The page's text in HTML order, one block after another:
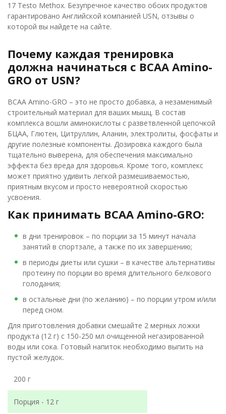
17 Testo Methox. Безупречное качество обоих продуктов
гарантировано Английской компанией USN, отзывы о
которой вы найдете на сайте.
Почему каждая тренировка
должна начинаться с BCAA Amino-
GRO от USN?
BCAA Amino-GRO – это не просто добавка, а незаменимый
строительный материал для ваших мышц. В состав
комплекса вошли аминокислоты с разветвленной цепочкой
БЦАА, Глютен, Цитруллин, Аланин, электролиты, фосфаты и
другие полезные компоненты. Дозировка каждого была
тщательно выверена, для обеспечения максимально
эффекта без вреда для здоровья. Кроме того, комплекс
может приятно удивить легкой размешиваемостью,
приятным вкусом и просто невероятной скоростью
усвоения.
Как принимать BCAA Amino-GRO:
в дни тренировок – по порции за 15 минут начала
занятий в спортзале, а также по их завершению;
в периоды диеты или сушки – в качестве альтернативы
протеину по порции во время длительного белкового
голодания;
в остальные дни (по желанию) – по порции утром и/или
перед сном.
Для приготовления добавки смешайте 2 мерных ложки
продукта (12 г) с 150-250 мл очищенной негазированной
воды или сока. Готовый напиток необходимо выпить на
пустой желудок.
200 г
Порция - 12 г